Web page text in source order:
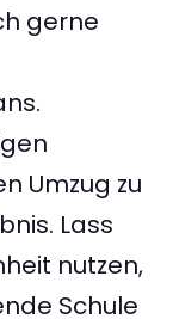
gerne
Umzug zu
Lass
nutzen,
Schule